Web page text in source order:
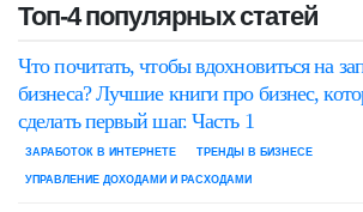
Топ-4 популярных статей
Что почитать, чтобы вдохновиться на
бизнеса? Лучшие книги про бизнес,
сделать первый шаг. Часть 1
ЗАРАБОТОК В ИНТЕРНЕТЕ ТРЕНДЫ В БИЗНЕСЕ
УПРАВЛЕНИЕ ДОХОДАМИ И РАСХОДАМИ